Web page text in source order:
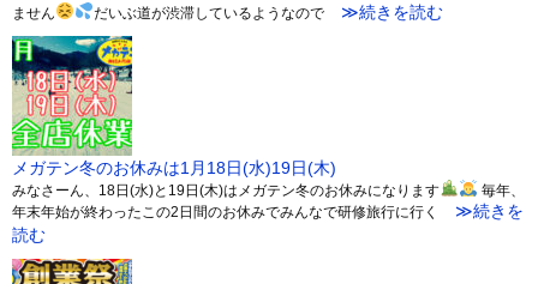
ません
だいぶ道が渋滞しているようなので≫続きを読む
メガテン冬のお休みは1月18日(水)19日(木)
みなさーん、18日(水)と19日(木)はメガテン冬のお休みになります
毎年、
年末年始が終わったこの2日間のお休みでみんなで研修旅行に行く
≫続きを
読む